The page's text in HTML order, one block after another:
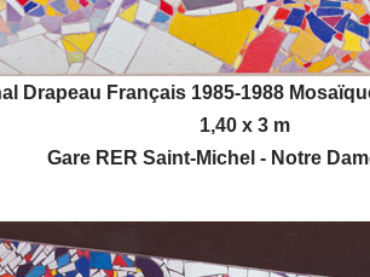
Drapeau Français 1985-1988
1,40 x 3 m
Gare RER Saint-Michel - Notre